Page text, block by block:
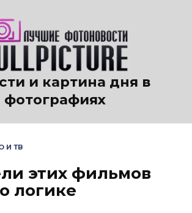
и картина дня в
фотографиях
И ТВ
этих фильмов
логике